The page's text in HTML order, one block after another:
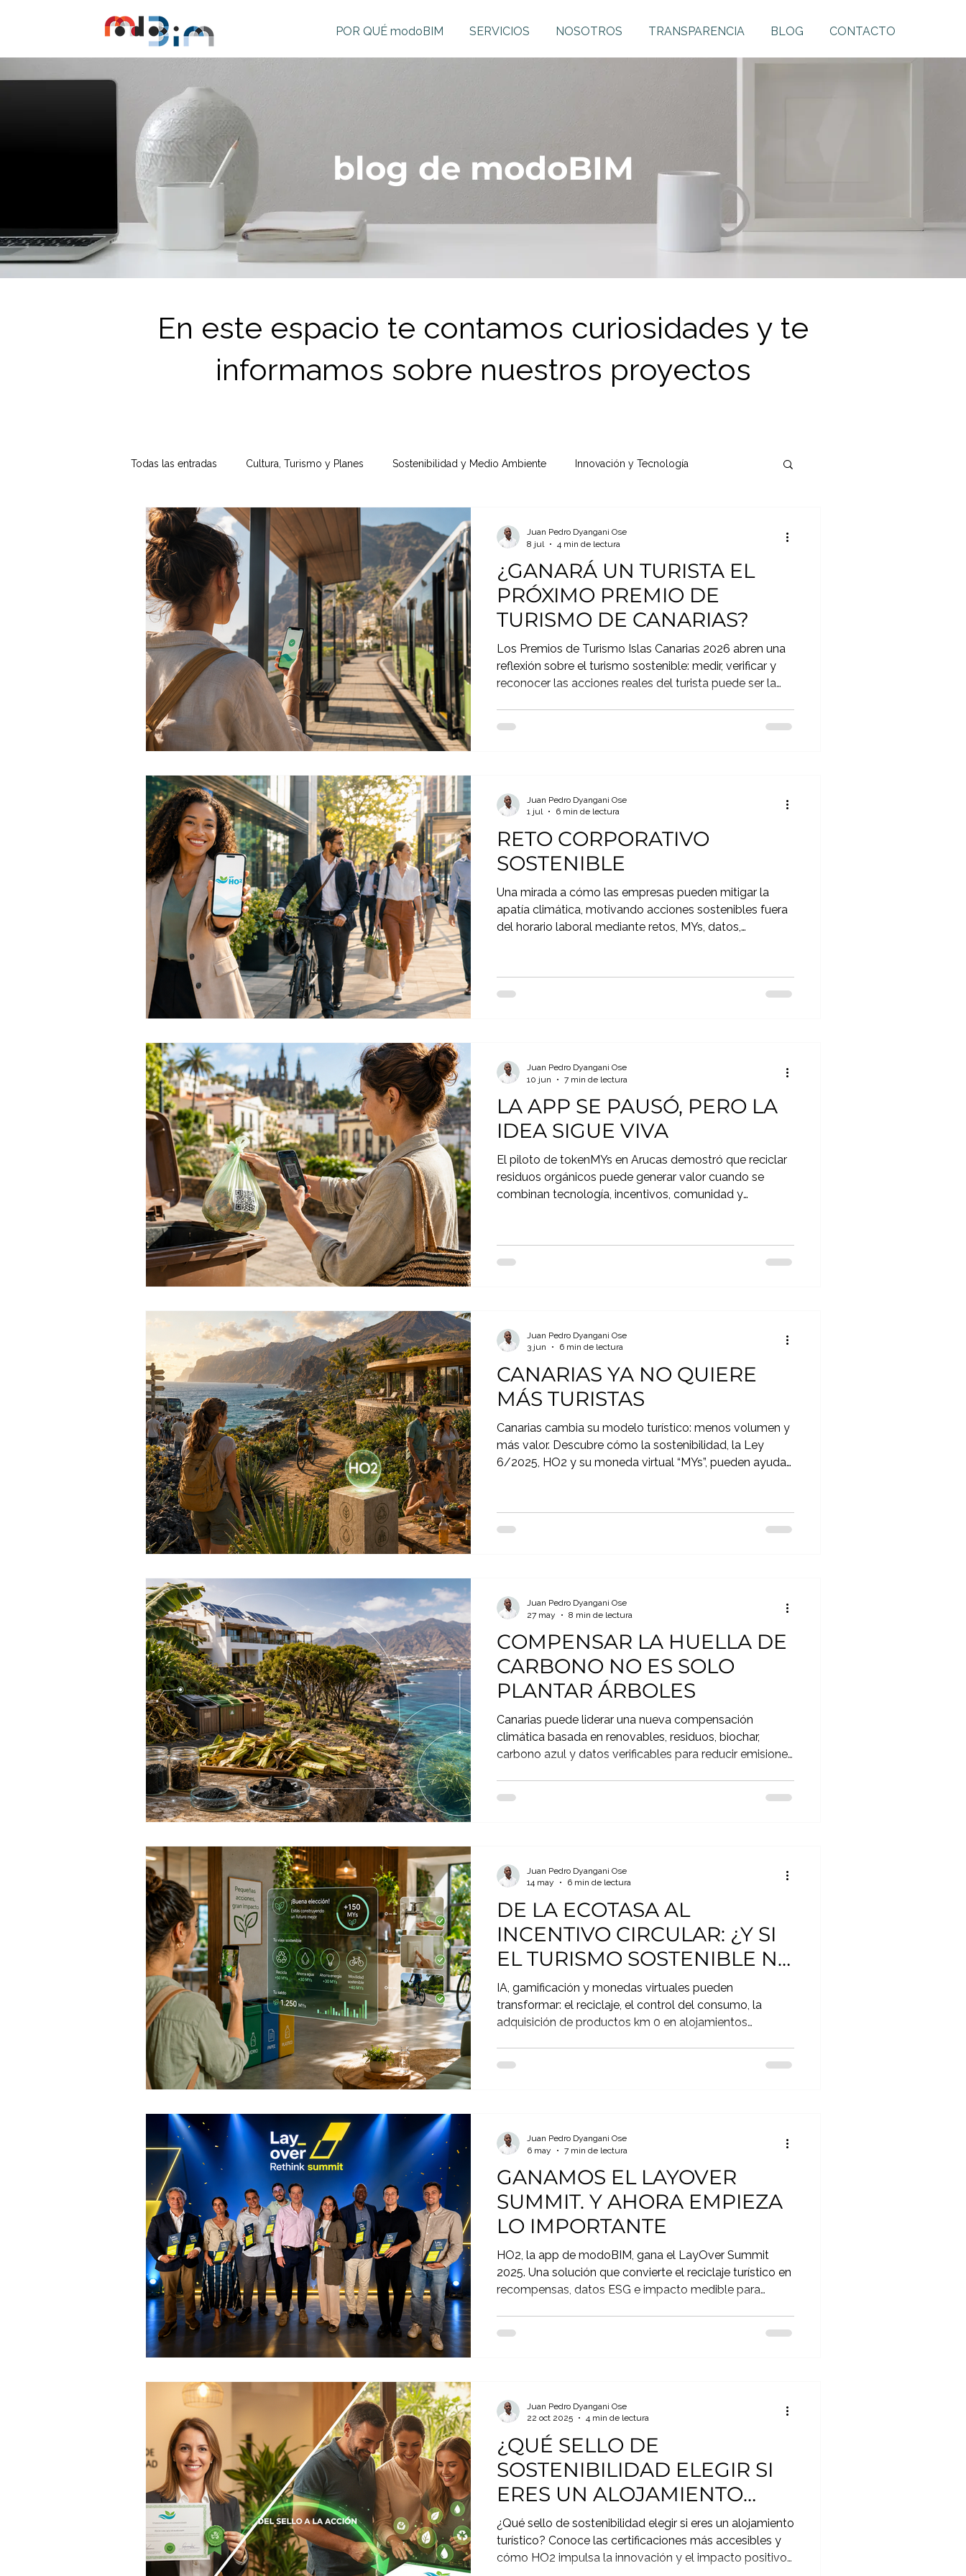
POR QUÉ modoBIM SERVICIOS NOSOTROS TRANSPARENCIA BLOG CONTACTO
blog de modoBIM
En este espacio te contamos curiosidades y te
informamos sobre nuestros proyectos
Todas las entradas Cultura, Turismo y Planes Sostenibilidad y Medio Ambiente Innovación y Tecnología
Proyectos y Experimentos
¿GANARÁ UN TURISTA EL
PRÓXIMO PREMIO DE
TURISMO DE CANARIAS?
Los Premios de Turismo Islas Canarias 2026 abren una
reflexión sobre el turismo sostenible: medir, verificar y
reconocer las acciones reales del turista puede ser la
Juan Pedro Dyangani Ose
8 jul
4 min de lectura
RETO CORPORATIVO
SOSTENIBLE
Una mirada a cómo las empresas pueden mitigar la
apatía climática, motivando acciones sostenibles fuera
del horario laboral mediante retos, MYs, datos,
Juan Pedro Dyangani Ose
1 jul
6 min de lectura
LA APP SE PAUSÓ, PERO LA
IDEA SIGUE VIVA
El piloto de tokenMYs en Arucas demostró que reciclar
residuos orgánicos puede generar valor cuando se
combinan tecnología, incentivos, comunidad y
Juan Pedro Dyangani Ose
10 jun
7 min de lectura
CANARIAS YA NO QUIERE
MÁS TURISTAS
Canarias cambia su modelo turístico: menos volumen y
más valor. Descubre cómo la sostenibilidad, la Ley
6/2025, HO2 y su moneda virtual “MYs”, pueden ayudar
Juan Pedro Dyangani Ose
3 jun
6 min de lectura
COMPENSAR LA HUELLA DE
CARBONO NO ES SOLO
PLANTAR ÁRBOLES
Canarias puede liderar una nueva compensación
climática basada en renovables, residuos, biochar,
carbono azul y datos verificables para reducir emisiones
Juan Pedro Dyangani Ose
27 may
8 min de lectura
DE LA ECOTASA AL
INCENTIVO CIRCULAR: ¿Y SI
EL TURISMO SOSTENIBLE NO
FUERA SOLO PAGAR?
IA, gamificación y monedas virtuales pueden
transformar: el reciclaje, el control del consumo, la
adquisición de productos km 0 en alojamientos
Juan Pedro Dyangani Ose
14 may
6 min de lectura
GANAMOS EL LAYOVER
SUMMIT. Y AHORA EMPIEZA
LO IMPORTANTE
HO2, la app de modoBIM, gana el LayOver Summit
2025. Una solución que convierte el reciclaje turístico en
recompensas, datos ESG e impacto medible para
Juan Pedro Dyangani Ose
6 may
7 min de lectura
¿QUÉ SELLO DE
SOSTENIBILIDAD ELEGIR SI
ERES UN ALOJAMIENTO
TURÍSTICO?
¿Qué sello de sostenibilidad elegir si eres un alojamiento
turístico? Conoce las certificaciones más accesibles y
cómo HO2 impulsa la innovación y el impacto positivo
Juan Pedro Dyangani Ose
22 oct 2025
4 min de lectura